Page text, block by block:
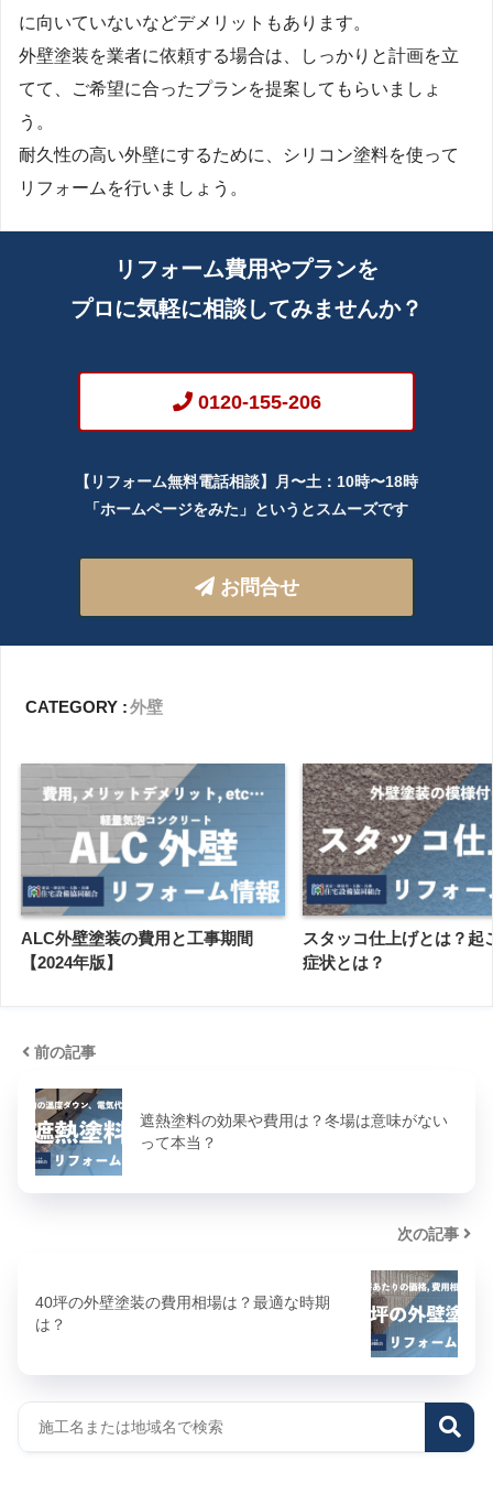
に向いていないなどデメリットもあります。
外壁塗装を業者に依頼する場合は、しっかりと計画を立
てて、ご希望に合ったプランを提案してもらいましょ
う。
耐久性の高い外壁にするために、シリコン塗料を使って
リフォームを行いましょう。
リフォーム費用やプランを
プロに気軽に相談してみませんか？
0120-155-206
【リフォーム無料電話相談】月〜土：10時〜18時
「ホームページをみた」というとスムーズです
お問合せ
CATEGORY :外壁
ALC外壁塗装の費用と工事期間
【2024年版】
スタッコ仕上げとは？起
症状とは？
前の記事
遮熱塗料の効果や費用は？冬場は意味がない
って本当？
次の記事
40坪の外壁塗装の費用相場は？最適な時期
は？